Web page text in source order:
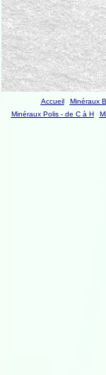
Accueil Minéraux
Minéraux Polis - de C à H